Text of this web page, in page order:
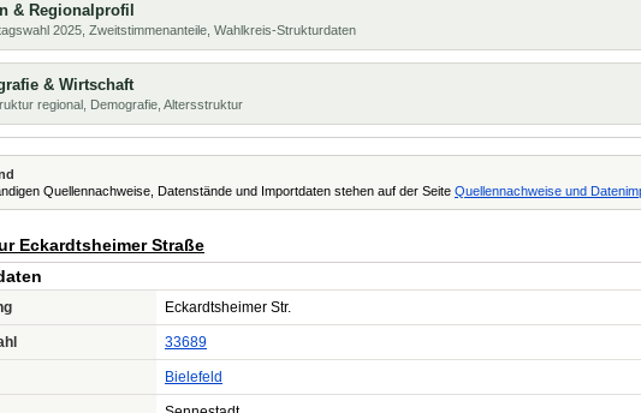
& Regionalprofil
2025, Zweitstimmenanteile, Wahlkreis-Strukturdaten
& Wirtschaft
regional, Demografie, Altersstruktur
Quellennachweise, Datenstände und Importdaten stehen auf der Seite Quellennachweise und
Eckardtsheimer Straße
Eckardtsheimer Str.
33689
Bielefeld